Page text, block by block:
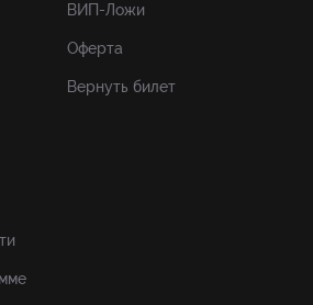
ВИП-Ложи
Оферта
Вернуть билет